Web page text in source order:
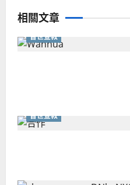
相關文章
普世宣教
普世宣教